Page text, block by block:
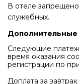
В отеле
служебных.
Дополнительные
Следующие
время оказания
регистрации по
Доплата за